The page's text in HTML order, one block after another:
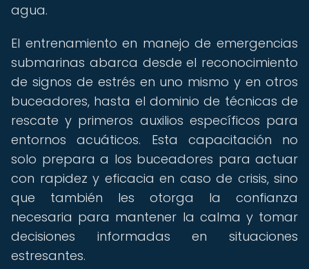
agua.
El entrenamiento en manejo de emergencias
submarinas abarca desde el reconocimiento
de signos de estrés en uno mismo y en otros
buceadores, hasta el dominio de técnicas de
rescate y primeros auxilios específicos para
entornos acuáticos. Esta capacitación no
solo prepara a los buceadores para actuar
con rapidez y eficacia en caso de crisis, sino
que también les otorga la confianza
necesaria para mantener la calma y tomar
decisiones informadas en situaciones
estresantes.